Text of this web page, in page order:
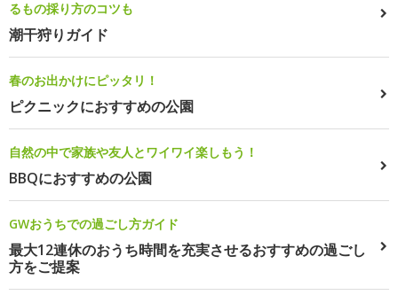
るもの採り方のコツも
潮干狩りガイド
春のお出かけにピッタリ！
ピクニックにおすすめの公園
自然の中で家族や友人とワイワイ楽しもう！
BBQにおすすめの公園
GWおうちでの過ごし方ガイド
最大12連休のおうち時間を充実させるおすすめの過ごし
方をご提案